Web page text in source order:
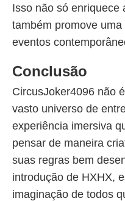
Isso não só enriquece
também promove
eventos
Conclusão
CircusJoker4096 não
vasto universo de
experiência imersiva
pensar de maneira
suas regras bem
introdução de HXHX,
imaginação de todos